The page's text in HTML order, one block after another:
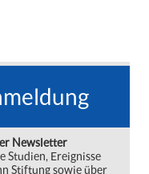
Newsletter
Ereignisse
Stiftung sowie über